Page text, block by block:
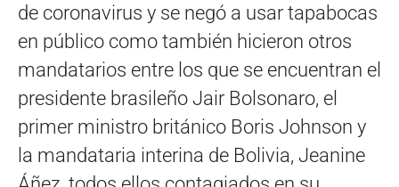
de coronavirus y se negó a usar tapabocas
en público como también hicieron otros
mandatarios entre los que se encuentran el
presidente brasileño Jair Bolsonaro, el
primer ministro británico Boris Johnson y
la mandataria interina de Bolivia, Jeanine